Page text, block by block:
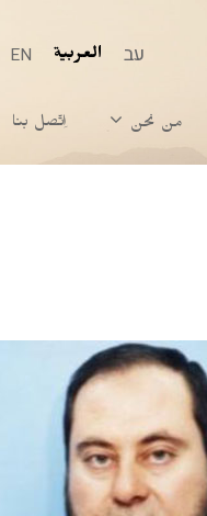
עב العربية EN
من نحن اِتّصل بنا